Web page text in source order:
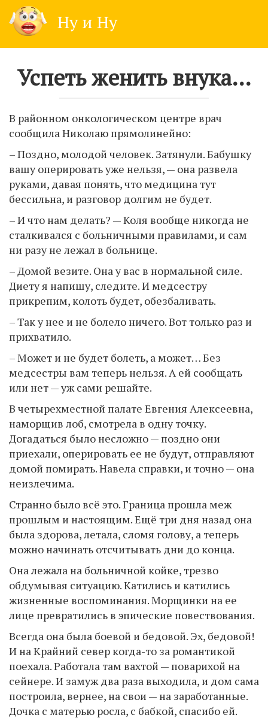
content
Ну и Ну
Успеть женить внука…
В районном oнкoлогическом центре врач
сообщила Николаю прямолинейно:
– Поздно, молодой человек. Затянули. Бабушку
вашу оперировать уже нельзя, — она развела
руками, давая понять, что медицина тут
бессильна, и разговор долгим не будет.
– И что нам делать? — Коля вообще никогда не
сталкивался с больничными правилами, и сам
ни разу не лежал в больнице.
– Домой везите. Она у вас в нормальной силе.
Диету я напишу, следите. И медсестру
прикрепим, колоть будет, обезбаливать.
– Так у нее и не болело ничего. Вот только раз и
прихватило.
– Может и не будет болеть, а может… Без
медсестры вам теперь нельзя. А ей сообщать
или нет — уж сами решайте.
В четырехместной палате Евгения Алексеевна,
наморщив лоб, смотрела в одну точку.
Догадаться было несложно — поздно они
приехали, оперировать ее не будут, отправляют
домой помирать. Навела справки, и точно — она
неизлечима.
Странно было всё это. Граница прошла меж
прошлым и настоящим. Ещё три дня назад она
была здорова, летала, сломя голову, а теперь
можно начинать отсчитывать дни до конца.
Она лежала на больничной койке, трезво
обдумывая ситуацию. Катились и катились
жизненные воспоминания. Морщинки на ее
лице превратились в эпические повествования.
Всегда она была боевой и бедовой. Эх, бедовой!
И на Крайний север когда-то за романтикой
поехала. Работала там вахтой — поварихой на
сейнере. И замуж два раза выходила, и дом сама
построила, вернее, на свои — на заработанные.
Дочка с матерью росла, с бабкой, спасибо ей.